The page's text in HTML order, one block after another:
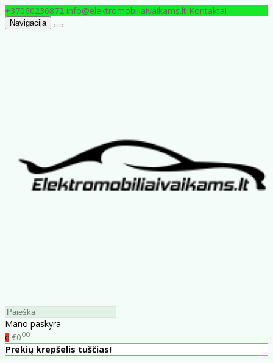
+37060236872 info@elektromobiliaivaikams.lt Kontaktai
Navigacija
Mano paskyra
0 €000
Prekių krepšelis tuščias!